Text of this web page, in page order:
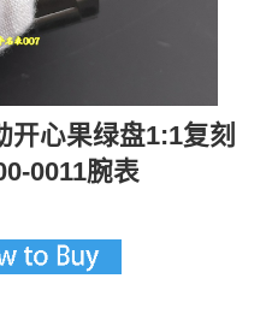
心果绿盘1:1复刻
0011腕表